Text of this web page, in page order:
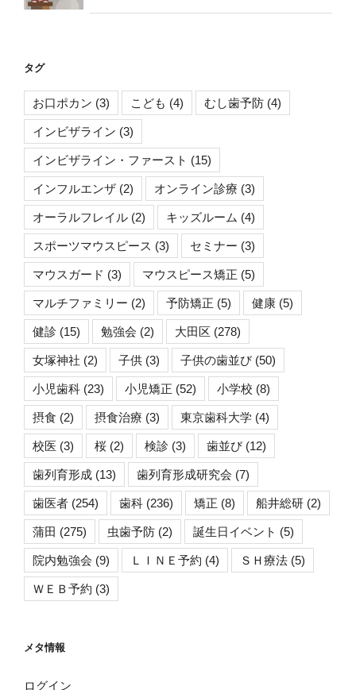
タグ
お口ポカン (3) こども (4) むし歯予防 (4)
インビザライン (3)
インビザライン・ファースト (15)
インフルエンザ (2) オンライン診療 (3)
オーラルフレイル (2) キッズルーム (4)
スポーツマウスピース (3) セミナー (3)
マウスガード (3) マウスピース矯正 (5)
マルチファミリー (2) 予防矯正 (5) 健康 (5)
健診 (15) 勉強会 (2) 大田区 (278)
女塚神社 (2) 子供 (3) 子供の歯並び (50)
小児歯科 (23) 小児矯正 (52) 小学校 (8)
摂食 (2) 摂食治療 (3) 東京歯科大学 (4)
校医 (3) 桜 (2) 検診 (3) 歯並び (12)
歯列育形成 (13) 歯列育形成研究会 (7)
歯医者 (254) 歯科 (236) 矯正 (8) 船井総研 (2)
蒲田 (275) 虫歯予防 (2) 誕生日イベント (5)
院内勉強会 (9) ＬＩＮＥ予約 (4) ＳＨ療法 (5)
ＷＥＢ予約 (3)
メタ情報
ログイン